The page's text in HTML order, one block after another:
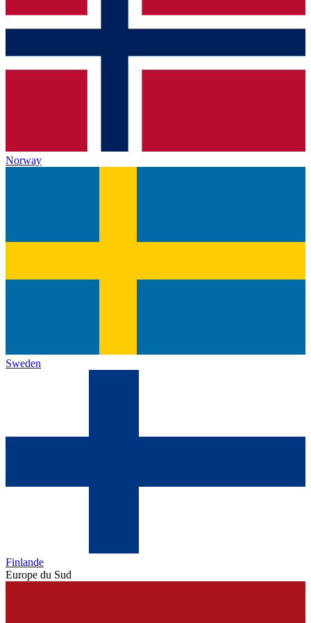
Norway
Sweden
Finlande
Europe du Sud